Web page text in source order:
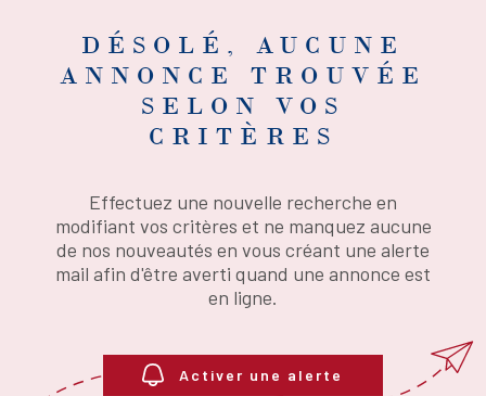
DÉSOLÉ, AUCUNE
ANNONCE TROUVÉE
SELON VOS
CRITÈRES
Effectuez une nouvelle recherche en
modifiant vos critères et ne manquez aucune
de nos nouveautés en vous créant une alerte
mail afin d'être averti quand une annonce est
en ligne.
Activer une alerte
PIÈCES PLUS DE CRITÈRES
RECHERCHER